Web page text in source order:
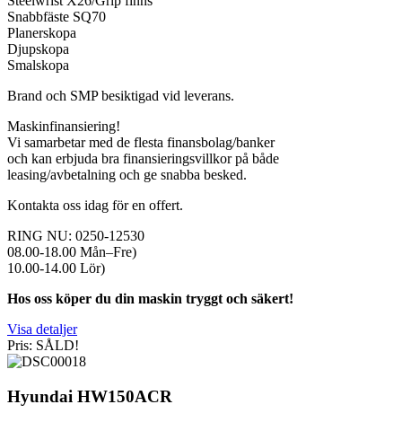
Snabbfäste SQ70
Planerskopa
Djupskopa
Smalskopa
Brand och SMP besiktigad vid leverans.
Maskinfinansiering!
Vi samarbetar med de flesta finansbolag/banker
och kan erbjuda bra finansieringsvillkor på både
leasing/avbetalning och ge snabba besked.
Kontakta oss idag för en offert.
RING NU: 0250-12530
08.00-18.00 Mån–Fre)
10.00-14.00 Lör)
Hos oss köper du din maskin tryggt och säkert!
Visa detaljer
Pris: SÅLD!
Hyundai HW150ACR